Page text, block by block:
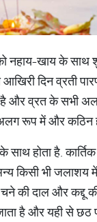
को नहाय-खाय के
दिन व्रती
और व्रत के सभी
रूप में और कठिन
होता है. कार्तिक
अन्य किसी भी
की दाल और कद्दू
है और यही से छठ